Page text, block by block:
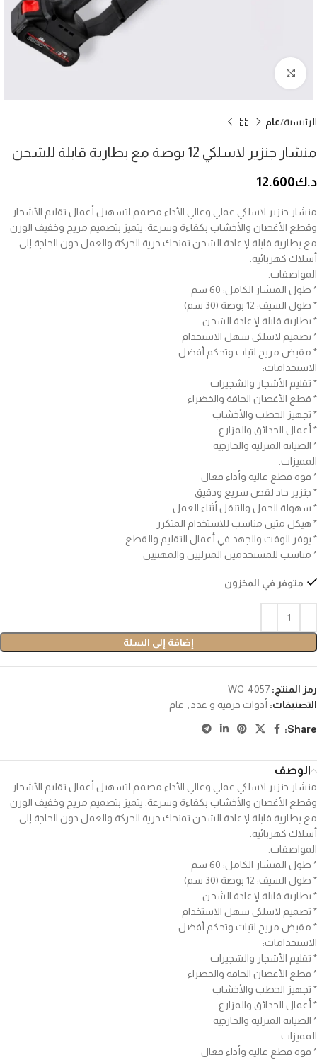
الرئيسية عام
منشار جنزير لاسلكي 12 بوصة مع بطارية قابلة للشحن
د.ك12.600
منشار جنزير لاسلكي عملي وعالي الأداء مصمم لتسهيل أعمال تقليم الأشجار
وقطع الأغصان والأخشاب بكفاءة وسرعة. يتميز بتصميم مريح وخفيف الوزن
مع بطارية قابلة لإعادة الشحن تمنحك حرية الحركة والعمل دون الحاجة إلى
أسلاك كهربائية.
المواصفات:
* طول المنشار الكامل: 60 سم
* طول السيف: 12 بوصة (30 سم)
* بطارية قابلة لإعادة الشحن
* تصميم لاسلكي سهل الاستخدام
* مقبض مريح لثبات وتحكم أفضل
الاستخدامات:
* تقليم الأشجار والشجيرات
* قطع الأغصان الجافة والخضراء
* تجهيز الحطب والأخشاب
* أعمال الحدائق والمزارع
* الصيانة المنزلية والخارجية
المميزات:
* قوة قطع عالية وأداء فعال
* جنزير حاد لقص سريع ودقيق
* سهولة الحمل والتنقل أثناء العمل
* هيكل متين مناسب للاستخدام المتكرر
* يوفر الوقت والجهد في أعمال التقليم والقطع
* مناسب للمستخدمين المنزليين والمهنيين
متوفر في المخزون
إضافة إلى السلة
رمز المنتج: WC-4057
التصنيفات: أدوات حرفية و عدد عام
Share:
الوصف
منشار جنزير لاسلكي عملي وعالي الأداء مصمم لتسهيل أعمال تقليم الأشجار
وقطع الأغصان والأخشاب بكفاءة وسرعة. يتميز بتصميم مريح وخفيف الوزن
مع بطارية قابلة لإعادة الشحن تمنحك حرية الحركة والعمل دون الحاجة إلى
أسلاك كهربائية.
المواصفات:
* طول المنشار الكامل: 60 سم
* طول السيف: 12 بوصة (30 سم)
* بطارية قابلة لإعادة الشحن
* تصميم لاسلكي سهل الاستخدام
* مقبض مريح لثبات وتحكم أفضل
الاستخدامات:
* تقليم الأشجار والشجيرات
* قطع الأغصان الجافة والخضراء
* تجهيز الحطب والأخشاب
* أعمال الحدائق والمزارع
* الصيانة المنزلية والخارجية
المميزات:
* قوة قطع عالية وأداء فعال